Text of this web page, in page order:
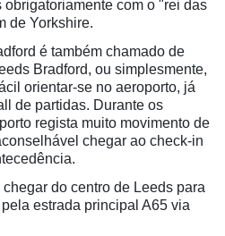
com o "rei das
de Yorkshire.
é também chamado de
Bradford, ou simplesmente,
orientar-se no aeroporto, já
de partidas. Durante os
regista muito movimento de
chegar ao check-in
do centro de Leeds para
estrada principal A65 via